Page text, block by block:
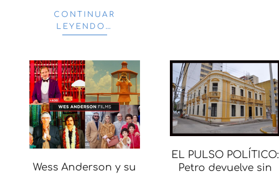
CONTINUAR
LEYENDO…
Wess Anderson y su
EL PULSO POLÍTICO:
Petro devuelve sin